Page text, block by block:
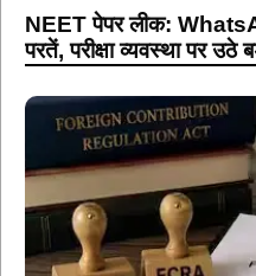
NEET पेपर लीक:
परतें, परीक्षा व्यवस्था पर उठे